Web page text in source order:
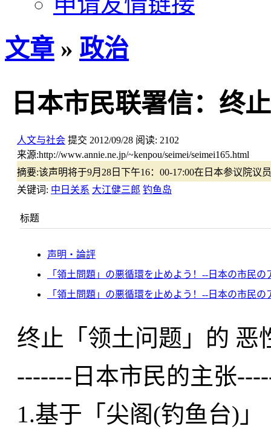
文章 » 政治
日本市民联署信：终
人文与社会 提交 2012/09/28 阅读: 2102
来源:http://www.annie.ne.jp/~kenpou/seimei/seimei165.html
摘要:该声明将于9月28日下午16：00-17:00在日本参议院议
关键词: 中日关系 大江健三郎 钓鱼岛
标题
声明・論評
「領土問題」の悪循環を止めよう！--日本の市民
「領土問題」の悪循環を止めよう！--日本の市民の
终止「领土问题」的 恶
-------日本市民的主张
1.基于「尖阁(钓鱼台)